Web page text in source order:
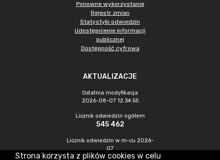
Ponowne wykorzystanie
Rejestr zmian
Statystyki odwiedzin
Udostępnienie informacji
publicznej
Dostępność cyfrowa
AKTUALIZACJE
Ostatnia modyfikacja
2026-08-07 12:34:55
Licznik odwiedzin ogółem
545 462
Licznik odwiedzin w m-cu 2026-
07
1 478
Strona korzysta z plików cookies w celu